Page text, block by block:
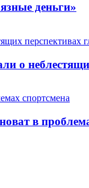
деньги»
о
в